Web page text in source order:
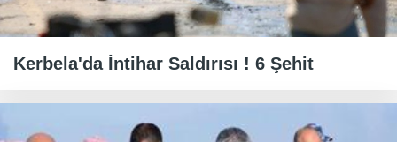
Kerbela'da İntihar Saldırısı ! 6 Şehit